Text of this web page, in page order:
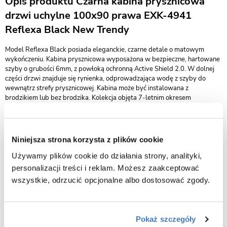
Niniejsza strona korzysta z plików cookie
Używamy plików cookie do działania strony, analityki,
personalizacji treści i reklam. Możesz zaakceptować
wszystkie, odrzucić opcjonalne albo dostosować zgody.
Pokaż szczegóły
drzwi uchylne 100x90 prawa EXK-4941
Reflexa Black New Trendy
Model Reflexa Black posiada eleganckie, czarne detale o matowym
wykończeniu. Kabina prysznicowa wyposażona w bezpieczne, hartowane
szyby o grubości 6mm, z powłoką ochronną Active Shield 2.0. W dolnej
części drzwi znajduje się rynienka, odprowadzająca wodę z szyby do
wewnątrz strefy prysznicowej. Kabina może być instalowana z
brodzikiem lub bez brodzika. Kolekcja objęta 7-letnim okresem
wymiar.
wymiary 100 x 90 x 200 cm (drzwi x ścianka x wysokość)
wariant kabiny prawy
kabina przystosowana do montażu na posadzce lub na brodziku
bezpieczne szkło przeźroczyste o grubości 6 mm
powłoka Active Shield 2.0 ułatwiająca utrzymanie kabiny w czystości